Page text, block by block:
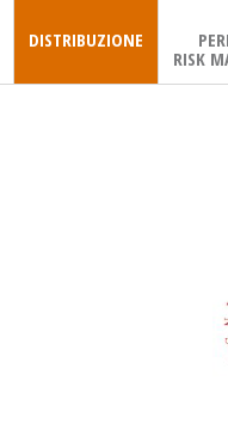
DISTRIBUZIONE
RISK